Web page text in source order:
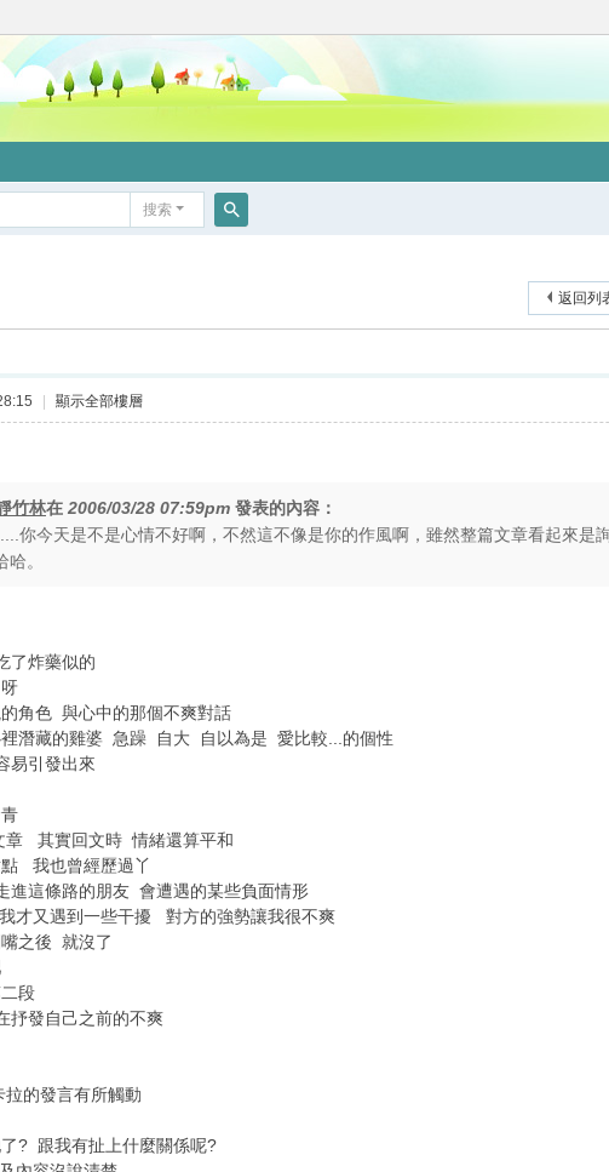
搜索
返回列
顯示全部樓層
竹林在 2006/03/28 07:59pm 發表的內容：
你今天是不是心情不好啊，不然這不像是你的作風啊，雖然整篇文章看起來是
。
了炸藥似的
角色 與心中的那個不爽對話
裡潛藏的雞婆 急躁 自大 自以為是 愛比較...的個性
易引發出來
章 其實回文時 情緒還算平和
我也曾經歷過丫
進這條路的朋友 會遭遇的某些負面情形
才又遇到一些干擾 對方的強勢讓我很不爽
之後 就沒了
段
抒發自己之前的不爽
的發言有所觸動
? 跟我有扯上什麼關係呢?